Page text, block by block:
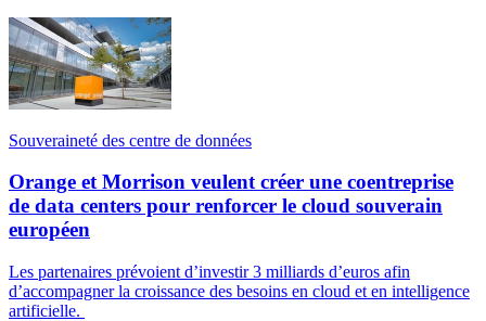
Souveraineté des centre de données
Orange et Morrison veulent créer une coentreprise
de data centers pour renforcer le cloud souverain
européen
Les partenaires prévoient d’investir 3 milliards d’euros afin
d’accompagner la croissance des besoins en cloud et en intelligence
artificielle.